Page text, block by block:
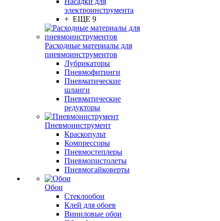
электроинструмента
+ ЕЩЕ 9
Расходные материалы для
пневмоинструментов
Лубрикаторы
Пневмофитинги
Пневматические
шланги
Пневматические
редукторы
Пневмоинструмент
Краскопульт
Компрессоры
Пневмостеплеры
Пневмопистолеты
Пневмогайковерты
Обои
Стеклообои
Клей для обоев
Виниловые обои